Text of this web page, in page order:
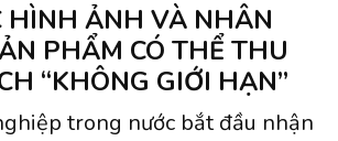
HÌNH ẢNH VÀ NHÂN
PHẨM CÓ THỂ THU
“KHÔNG GIỚI HẠN”
trong nước bắt đầu nhận